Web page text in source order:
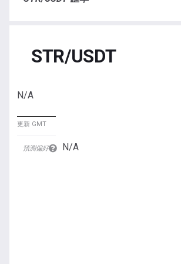
STR/USDT
N/A
更新 GMT
預測偏好 N/A